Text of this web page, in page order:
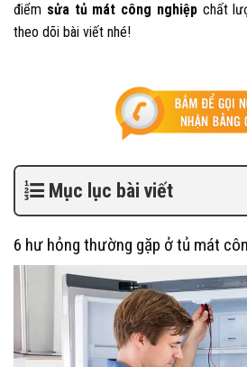
điểm sửa tủ mát công nghiệpchất
theo dõi bài viết nhé!
Mục lục bài viết
6 hư hỏng thường gặp ở tủ mát